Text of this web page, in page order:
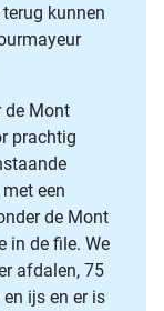
kunnen
de Mont
prachtig
een
de Mont
in de file. We
afdalen, 75
ijs en er is